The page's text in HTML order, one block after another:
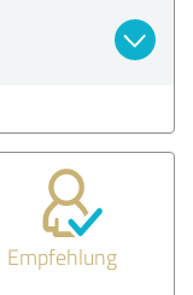
Empfehlung